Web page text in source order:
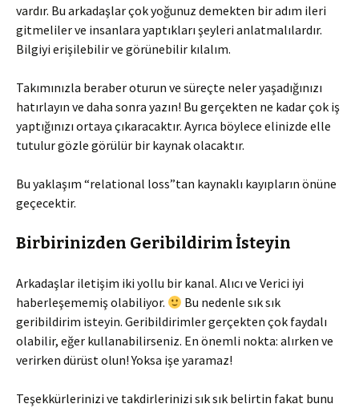
vardır. Bu arkadaşlar çok yoğunuz demekten bir adım ileri
gitmeliler ve insanlara yaptıkları şeyleri anlatmalılardır.
Bilgiyi erişilebilir ve görünebilir kılalım.
Takımınızla beraber oturun ve süreçte neler yaşadığınızı
hatırlayın ve daha sonra yazın! Bu gerçekten ne kadar çok iş
yaptığınızı ortaya çıkaracaktır. Ayrıca böylece elinizde elle
tutulur gözle görülür bir kaynak olacaktır.
Bu yaklaşım “relational loss”tan kaynaklı kayıpların önüne
geçecektir.
Birbirinizden Geribildirim İsteyin
Arkadaşlar iletişim iki yollu bir kanal. Alıcı ve Verici iyi
haberleşememiş olabiliyor.
Bu nedenle sık sık
geribildirim isteyin. Geribildirimler gerçekten çok faydalı
olabilir, eğer kullanabilirseniz. En önemli nokta: alırken ve
verirken dürüst olun! Yoksa işe yaramaz!
Teşekkürlerinizi ve takdirlerinizi sık sık belirtin fakat bunu